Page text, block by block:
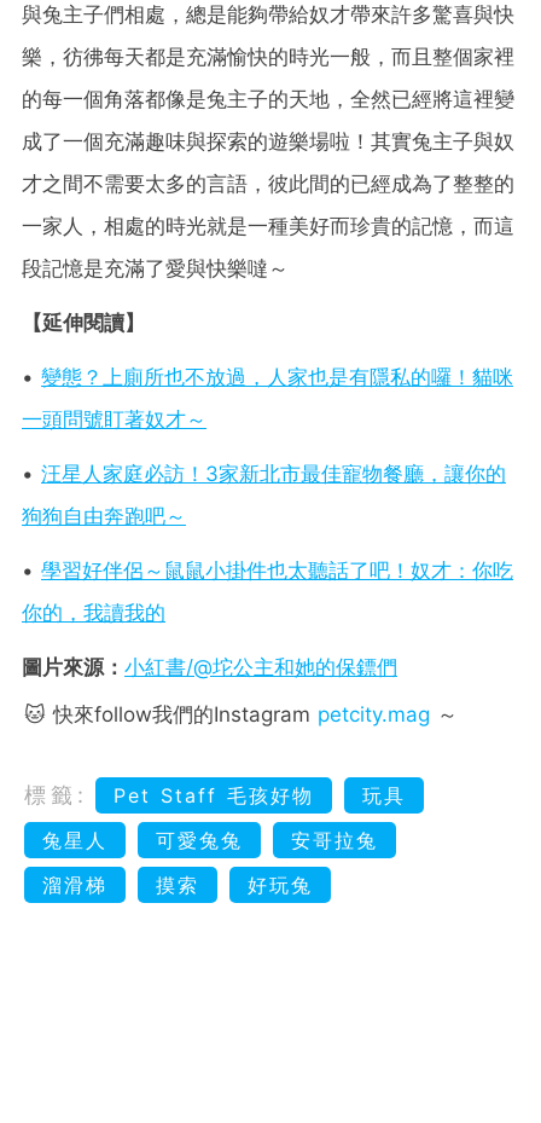
與兔主子們相處，總是能夠帶給奴才帶來許多驚喜與快
樂，彷彿每天都是充滿愉快的時光一般，而且整個家裡
的每一個角落都像是兔主子的天地，全然已經將這裡變
成了一個充滿趣味與探索的遊樂場啦！其實兔主子與奴
才之間不需要太多的言語，彼此間的已經成為了整整的
一家人，相處的時光就是一種美好而珍貴的記憶，而這
段記憶是充滿了愛與快樂噠～
【延伸閱讀】
• 變態？上廁所也不放過，人家也是有隱私的囉！貓咪
一頭問號盯著奴才～
• 汪星人家庭必訪！3家新北市最佳寵物餐廳，讓你的
狗狗自由奔跑吧～
• 學習好伴侶～鼠鼠小掛件也太聽話了吧！奴才：你吃
你的，我讀我的
圖片來源： 小紅書/@坨公主和她的保鏢們
🐱 快來follow我們的Instagram petcity.mag ～
標籤: Pet Staff 毛孩好物
玩具
兔星人
可愛兔兔
安哥拉兔
溜滑梯
摸索 好玩兔